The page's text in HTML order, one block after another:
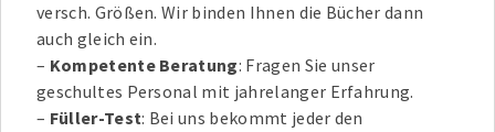
versch. Größen. Wir binden Ihnen die Bücher dann
auch gleich ein.
– Kompetente Beratung: Fragen Sie unser
geschultes Personal mit jahrelanger Erfahrung.
– Füller-Test: Bei uns bekommt jeder den